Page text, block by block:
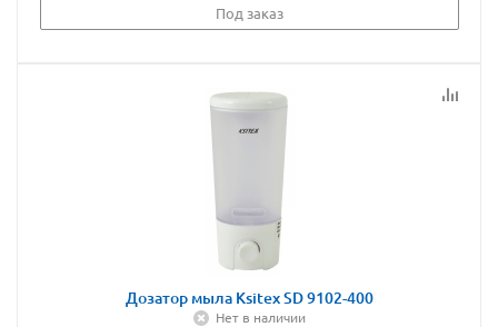
Под заказ
Дозатор мыла Ksitex SD 9102-400
Нет в наличии